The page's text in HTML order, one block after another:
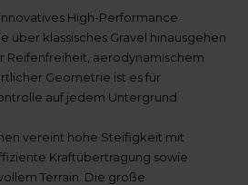
High-Performance
über klassisches Gravel hinausgehen
Reifenfreiheit, aerodynamischem
Geometrie ist es für
auf jedem Untergrund
vereint hohe Steifigkeit mit
Kraftübertragung sowie
Terrain. Die große